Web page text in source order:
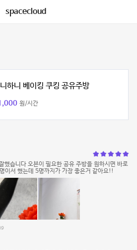
spacecloud
하니 베이킹 쿠킹 공유주방
원/시간
했습니다 오븐이 필요한 공유 주방을 원하시면 바로
이서 했는데 5명까지가 가장 좋은거 같아요!!